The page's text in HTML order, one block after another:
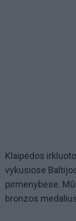
Klaipėdos
vykusiose
pirmenybėse.
bronzos